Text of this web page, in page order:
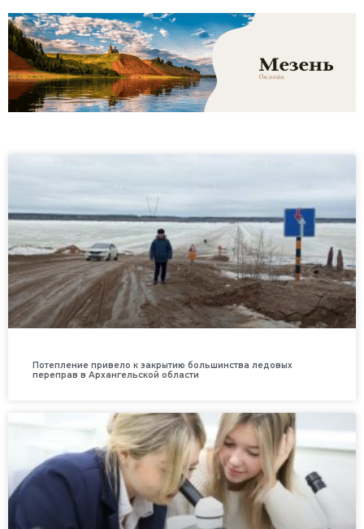
Потепление привело к закрытию большинства ледовых
переправ в Архангельской области